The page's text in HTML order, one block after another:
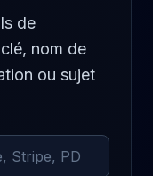
de
nom de
ou sujet
archivés